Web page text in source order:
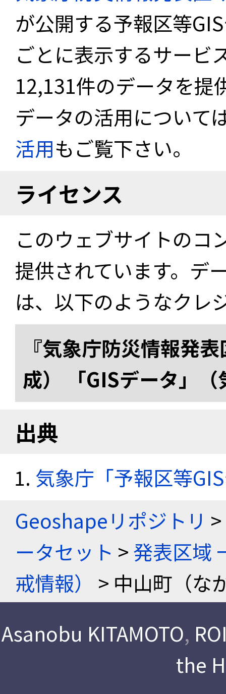
が公開する予報区等
ごとに表示するサービ
12,131件のデータを提
データの活用について
活用もご覧下さい。
ライセンス
このウェブサイトのコ
提供されています。デ
は、以下のようなクレ
『気象庁防災情報発
成） 「GISデータ」
出典
気象庁「予報区等
Geoshapeリポジトリ >
ータセット >発表区域
戒情報）
> 中山町（な
Asanobu KITAMOTO,
the